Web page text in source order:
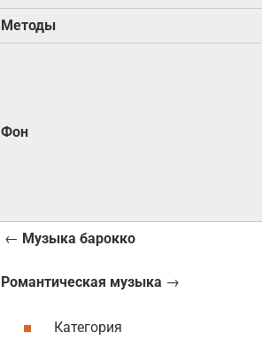
Методы
Фон
← Музыка барокко
Романтическая музыка →
Категория